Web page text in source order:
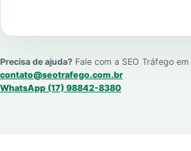
Precisa de ajuda? Fale com a SEO Tráfego
contato@seotrafego.com.br
WhatsApp (17) 98842-8380